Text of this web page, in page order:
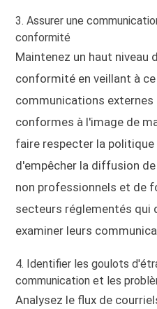
3. Assurer une
conformité
Maintenez un haut niveau
conformité en veillant à
communications
conformes à l'image de
faire respecter la politique
d'empêcher la diffusion
non professionnels et de
secteurs réglementés qui
examiner leurs
4. Identifier les goulots
communication et les
Analysez le flux de